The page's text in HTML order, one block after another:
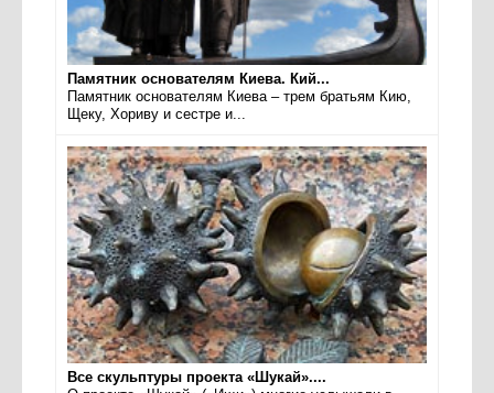
Памятник основателям Киева. Кий...
Памятник основателям Киева – трем братьям Кию,
Щеку, Хориву и сестре и...
Все скульптуры проекта «Шукай»....